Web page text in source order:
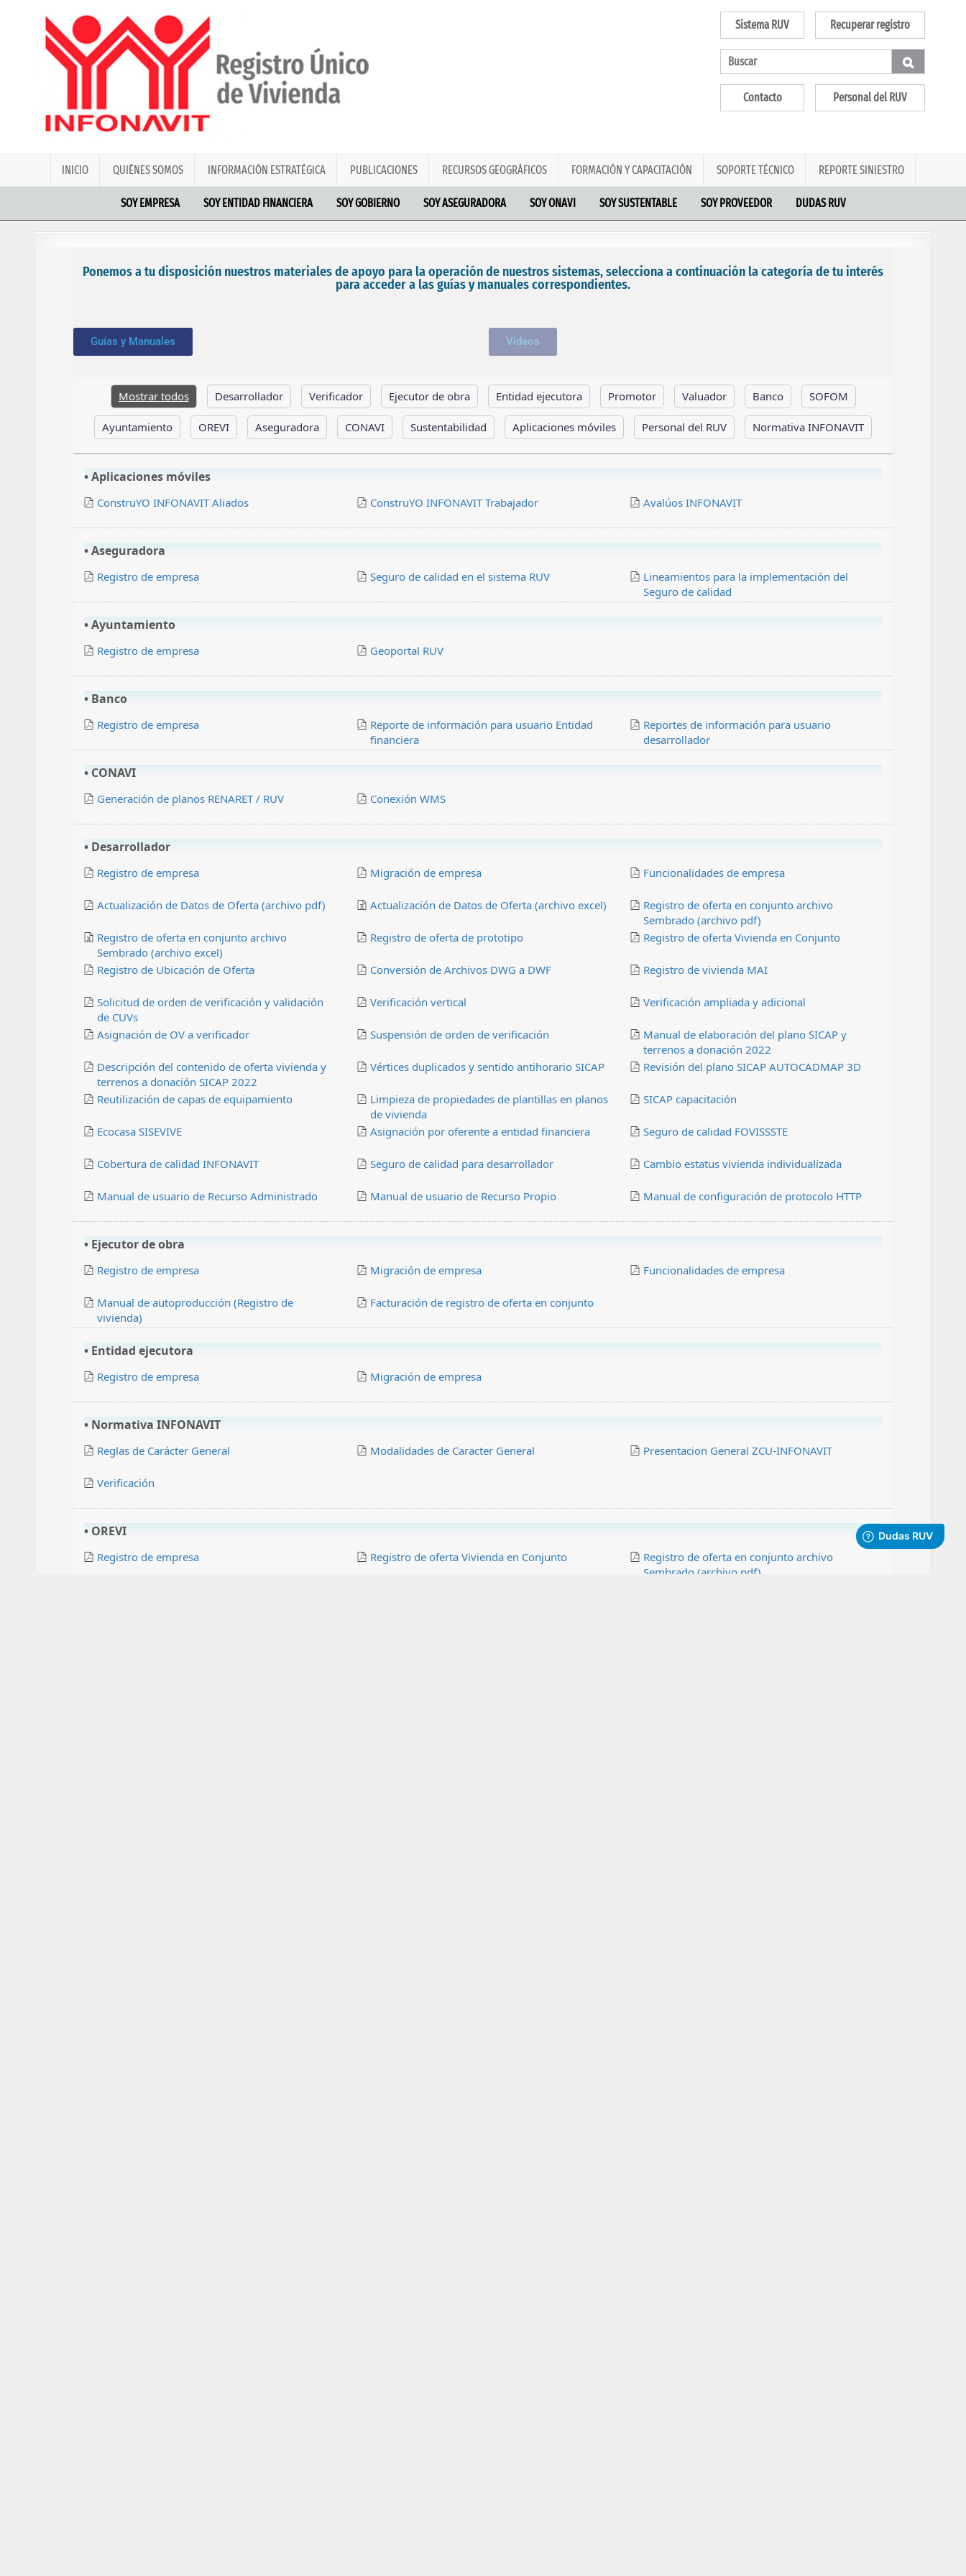
Sistema RUV Recuperar registro
Contacto Personal del RUV
INICIO QUIÉNES SOMOS INFORMACIÓN ESTRATÉGICA PUBLICACIONES RECURSOS GEOGRÁFICOS FORMACIÓN Y CAPACITACIÓN SOPORTE TÉCNICO REPORTE SINIESTRO
SOY EMPRESA SOY ENTIDAD FINANCIERA SOY GOBIERNO SOY ASEGURADORA SOY ONAVI SOY SUSTENTABLE SOY PROVEEDOR DUDAS RUV
Ponemos a tu disposición nuestros materiales de apoyo para la operación de nuestros sistemas, selecciona a continuación la categoría de tu interés
para acceder a las guías y manuales correspondientes.
Guías y Manuales Videos